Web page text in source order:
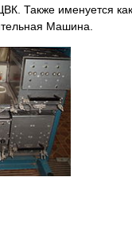
Также именуется
Машина.